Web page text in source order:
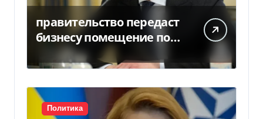
правительство передаст
бизнесу помещение под
склады
Политика